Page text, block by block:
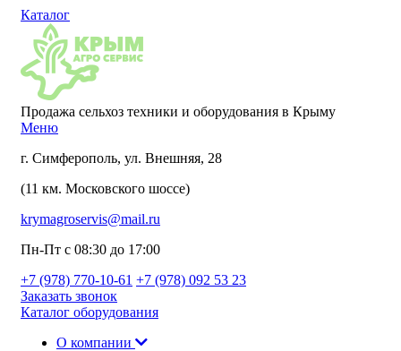
Каталог
Продажа сельхоз техники и оборудования в Крыму
Меню
г. Симферополь, ул. Внешняя, 28
(11 км. Московского шоссе)
krymagroservis@mail.ru
Пн-Пт с 08:30 до 17:00
+7 (978) 770-10-61 +7 (978) 092 53 23
Заказать звонок
Каталог оборудования
О компании